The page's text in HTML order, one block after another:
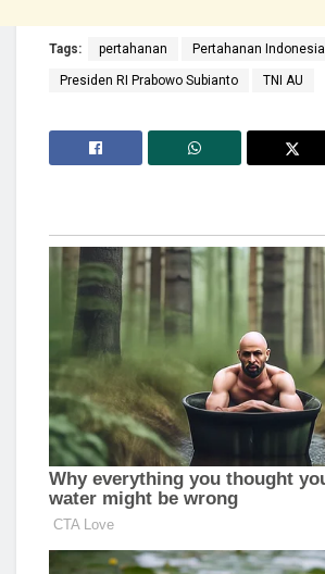
Tags: pertahanan Pertahanan Indonesia
Presiden RI Prabowo Subianto TNI AU